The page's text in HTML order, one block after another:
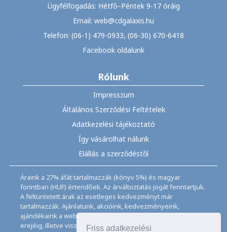
Friss adatkezelési
Ügyfélfogadás: Hétfő–Péntek 9-17 óráig
Email: web@cdgalaxis.hu
Telefon: (06-1) 479-0933, (06-30) 670-6418
Facebook oldalunk
Rólunk
Impresszum
Általános Szerződési Feltételek
Adatkezelési tájékoztató
Így vásárolhat nálunk
Elállás a szerződéstől
Áraink a 27% áfát tartalmazzák (könyv 5%) és magyar
forintban (HUF) értendőek. Az árváltoztatás jogát fenntartjuk.
A feltüntetett árak az esetleges kedvezményt már
tartalmazzák. Ajánlatunk, akcióink, kedvezményeink,
ajándékaink a webáruházban feltüntetett ideig, a készletek
erejéig, illetve visszavonásig érvényesek.